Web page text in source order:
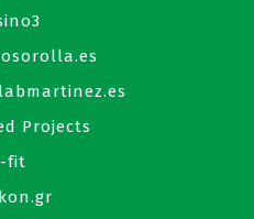
Projects
fit